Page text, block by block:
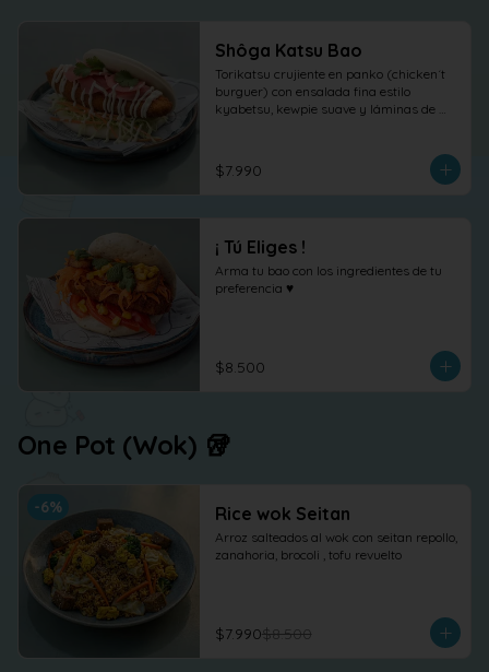
Shôga Katsu Bao
Torikatsu crujiente en panko (chicken´t
burguer) con ensalada fina estilo
kyabetsu, kewpie suave y láminas de
cilantro fresco.
$7.990
¡ Tú Eliges !
Arma tu bao con los ingredientes de tu
preferencia ♥
$8.500
One Pot (Wok) 🥡
-6% Rice wok Seitan
Arroz salteados al wok con seitan repollo,
zanahoria, brocoli , tofu revuelto
$7.990$8.500